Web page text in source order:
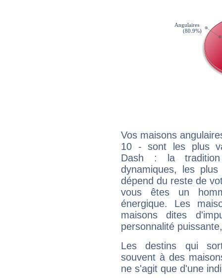
Vos maisons
10 - sont les plus
Dash : la
dynamiques, les
dépend du reste de
vous êtes un
énergique. Les
maisons dites
personnalité
Les destins qui
souvent à des
ne s'agit que d'une